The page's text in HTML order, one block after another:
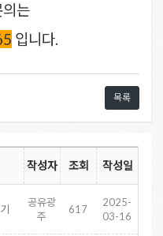
의는
입니다.
목록
작성자 조회 작성일
공유광
주
617
2025-
03-16